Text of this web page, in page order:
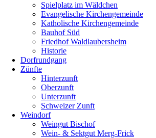
Spielplatz im Wäldchen
Evangelische Kirchengemeinde
Katholische Kirchengemeinde
Bauhof Süd
Friedhof Waldlaubersheim
Historie
Dorfrundgang
Zünfte
Hinterzunft
Oberzunft
Unterzunft
Schweizer Zunft
Weindorf
Weingut Bischof
Wein- & Sektgut Merg-Frick